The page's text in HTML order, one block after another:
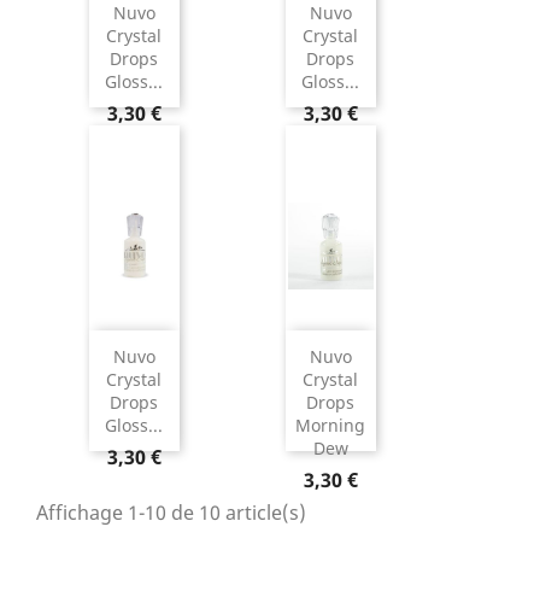
Nuvo
Crystal
Drops
Gloss...
3,30 €
Nuvo
Crystal
Drops
Gloss...
3,30 €
Nuvo
Crystal
Drops
Gloss...
3,30 €
Nuvo
Crystal
Drops
Morning
Dew
3,30 €
Affichage 1-10 de 10 article(s)